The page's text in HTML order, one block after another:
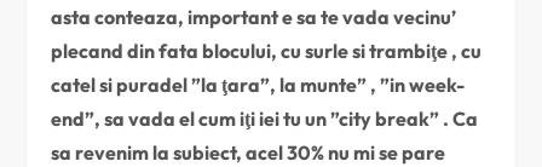
asta conteaza, important e sa te vada vecinu’
plecand din fata blocului, cu surle si trambiţe , cu
catel si puradel ”la ţara”, la munte” , ”in week-
end”, sa vada el cum iţi iei tu un ”city break” . Ca
sa revenim la subiect, acel 30% nu mi se pare